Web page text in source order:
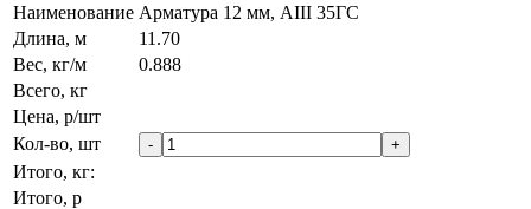
Наименование Арматура 12 мм, АIII 35ГС
Длина, м
11.70
Вес, кг/м
0.888
Всего, кг
Цена, р/шт
Кол-во, шт
- +
Итого, кг:
Итого, р